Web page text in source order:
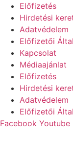
Előfizetés
Hirdetési
Adatvédelem
Előfizetői
Kapcsolat
Médiaajánlat
Előfizetés
Hirdetési
Adatvédelem
Előfizetői
Facebook Youtube